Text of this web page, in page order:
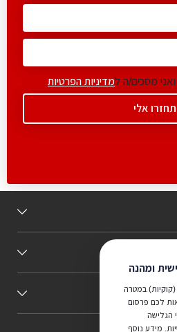
מסכים/ה למדיניות הפרטיות
ומהנה
האתר עושה שימוש ב-Cookies (קוקיות) במטרה
לכם פרסום
הגלישה
מידע נוסף